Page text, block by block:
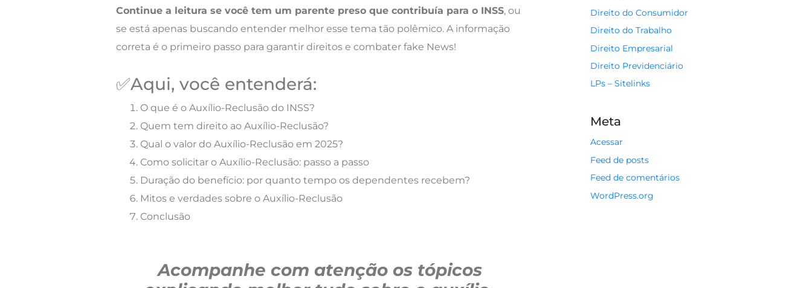
Continue a leitura se você tem um parente preso que contribuía para o INSS, ou
se está apenas buscando entender melhor esse tema tão polêmico. A informação
correta é o primeiro passo para garantir direitos e combater fake News!
✅Aqui, você entenderá:
O que é o Auxílio-Reclusão do INSS?
Quem tem direito ao Auxílio-Reclusão?
Qual o valor do Auxílio-Reclusão em 2025?
Como solicitar o Auxílio-Reclusão: passo a passo
Duração do benefício: por quanto tempo os dependentes recebem?
Mitos e verdades sobre o Auxílio-Reclusão
Conclusão
Acompanhe com atenção os tópicos
Direito do Consumidor
Direito do Trabalho
Direito Empresarial
Direito Previdenciário
LPs – Sitelinks
Meta
Acessar
Feed de posts
Feed de comentários
WordPress.org